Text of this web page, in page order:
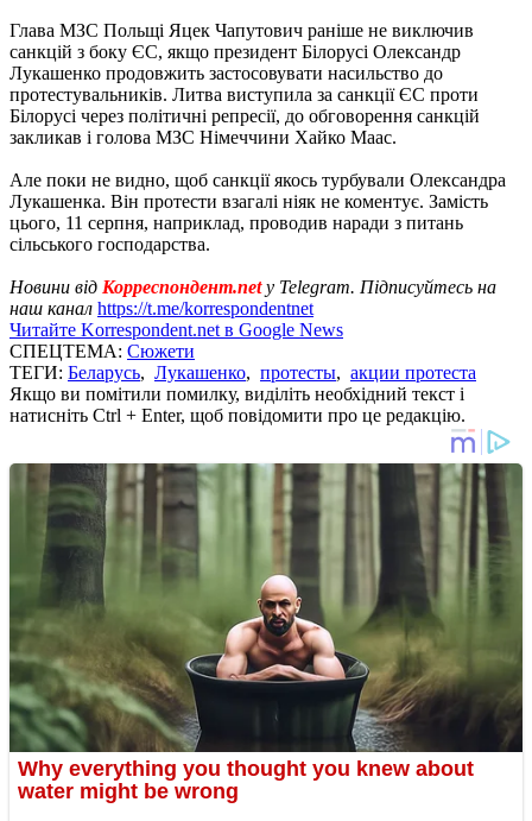
Глава МЗС Польщі Яцек Чапутович раніше не виключив
санкцій з боку ЄС, якщо президент Білорусі Олександр
Лукашенко продовжить застосовувати насильство до
протестувальників. Литва виступила за санкції ЄС проти
Білорусі через політичні репресії, до обговорення санкцій
закликав і голова МЗС Німеччини Хайко Маас.
Але поки не видно, щоб санкції якось турбували Олександра
Лукашенка. Він протести взагалі ніяк не коментує. Замість
цього, 11 серпня, наприклад, проводив наради з питань
сільського господарства.
Новини від Корреспондент.net у Telegram. Підписуйтесь на
наш канал https://t.me/korrespondentnet
Читайте Korrespondent.net в Google News
СПЕЦТЕМА: Сюжети
ТЕГИ: Беларусь, Лукашенко, протесты, акции протеста
Якщо ви помітили помилку, виділіть необхідний текст і
натисніть Ctrl + Enter, щоб повідомити про це редакцію.